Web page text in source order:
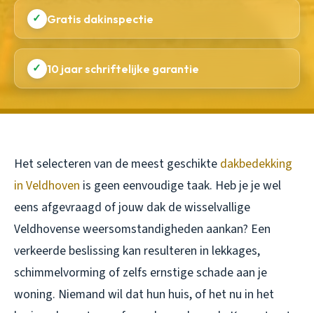
✓ Gratis dakinspectie
✓ 10 jaar schriftelijke garantie
Het selecteren van de meest geschikte dakbedekking
in Veldhoven is geen eenvoudige taak. Heb je je wel
eens afgevraagd of jouw dak de wisselvallige
Veldhovense weersomstandigheden aankan? Een
verkeerde beslissing kan resulteren in lekkages,
schimmelvorming of zelfs ernstige schade aan je
woning. Niemand wil dat hun huis, of het nu in het